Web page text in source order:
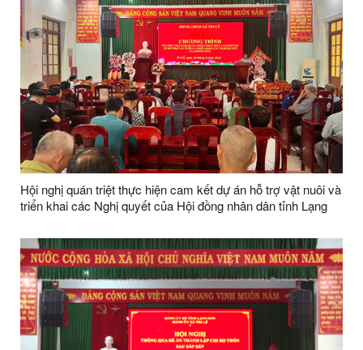
Hội nghị quán triệt thực hiện cam kết dự án hỗ trợ vật nuôi và
triển khai các Nghị quyết của Hội đồng nhân dân tỉnh Lạng